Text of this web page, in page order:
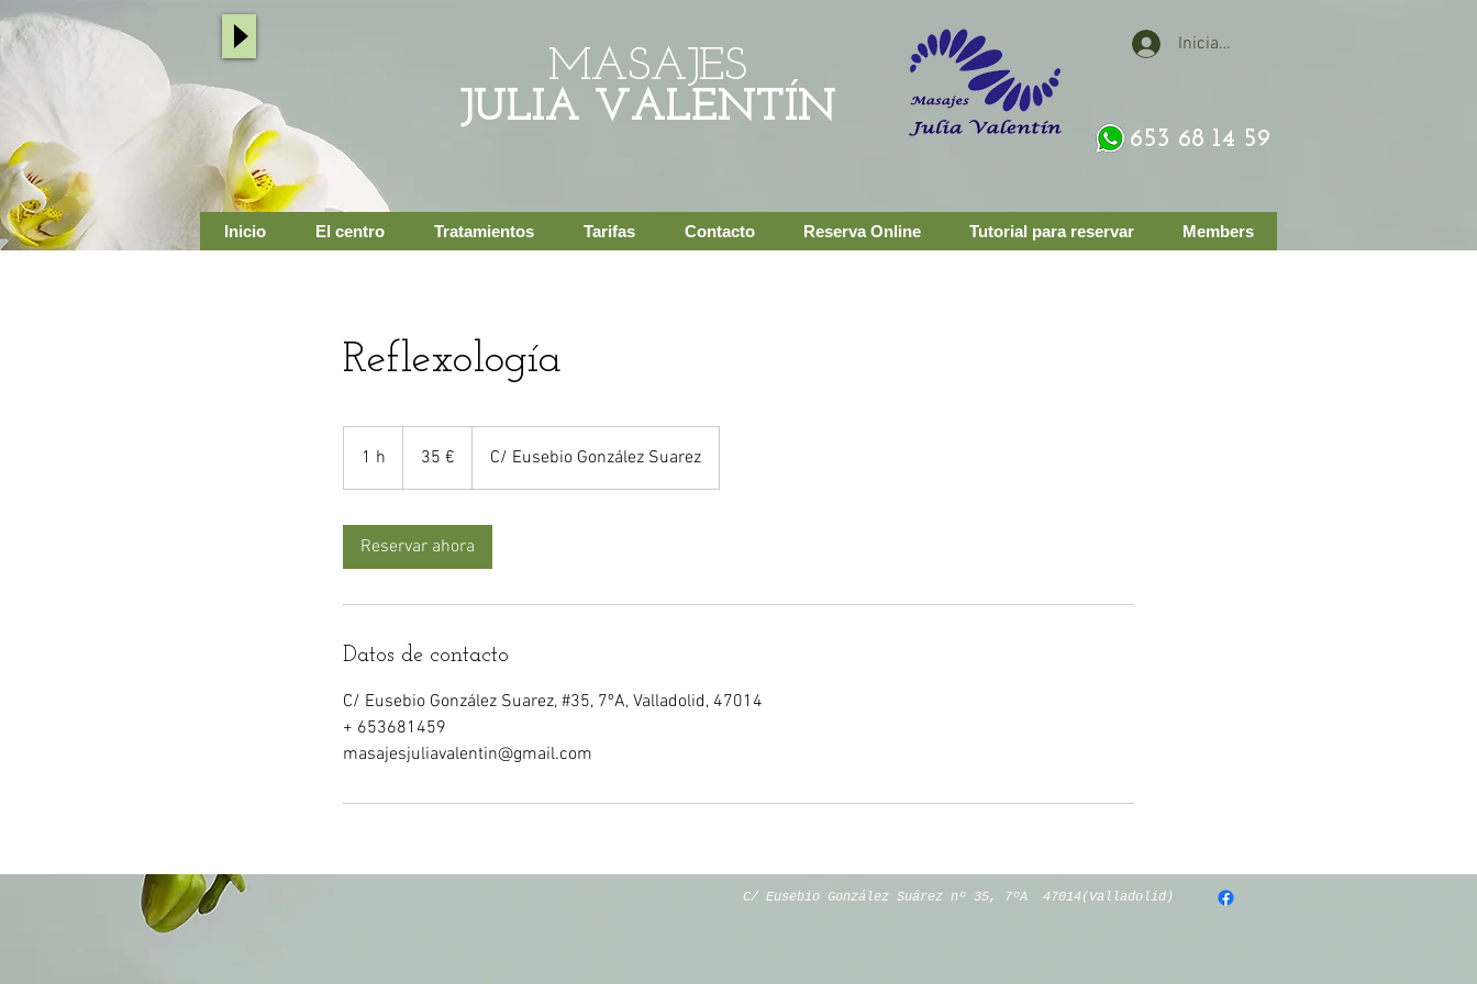
MASAJES
JULIA VALENTÍN
Iniciar sesión
653 68 14 59
Inicio El centro Tratamientos Tarifas Contacto Reserva Online Tutorial para reservar Members
Reflexología
1 h 35 € C/ Eusebio González Suarez
Reservar ahora
Datos de contacto
C/ Eusebio González Suarez, #35, 7ºA, Valladolid, 47014
+ 653681459
masajesjuliavalentin@gmail.com
C/ Eusebio González Suárez nº 35, 7ºA 47014(Valladolid)